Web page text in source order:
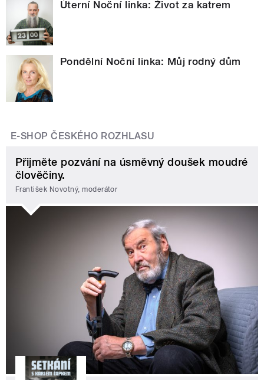
Úterní Noční linka: Život za katrem
Pondělní Noční linka: Můj rodný dům
E-SHOP ČESKÉHO ROZHLASU
Přijměte pozvání na úsměvný doušek moudré
člověčiny.
František Novotný, moderátor